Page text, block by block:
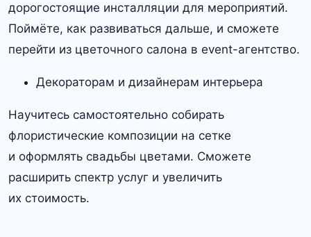
дорогостоящие инсталляции для мероприятий.
Поймёте, как развиваться дальше, и сможете
перейти из цветочного салона в event-агентство.
Декораторам и дизайнерам интерьера
Научитесь самостоятельно собирать
флористические композиции на сетке
и оформлять свадьбы цветами. Сможете
расширить спектр услуг и увеличить
их стоимость.